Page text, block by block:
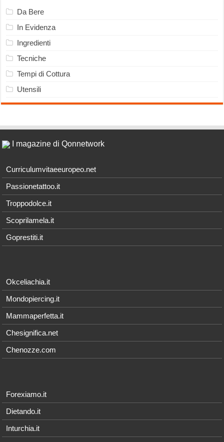
Da Bere
In Evidenza
Ingredienti
Tecniche
Tempi di Cottura
Utensili
I magazine di Qonnetwork
Curriculumvitaeeuropeo.net
Passionetattoo.it
Troppodolce.it
Scoprilamela.it
Goprestiti.it
Okceliachia.it
Mondopiercing.it
Mammaperfetta.it
Chesignifica.net
Chenozze.com
Forexiamo.it
Dietando.it
Inturchia.it